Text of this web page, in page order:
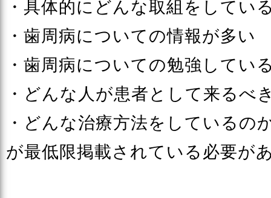
・具体的にどんな取組をしてい
・歯周病についての情報が多い
・歯周病についての勉強してい
・どんな人が患者として来るべ
・どんな治療方法をしているの
が最低限掲載されている必要が